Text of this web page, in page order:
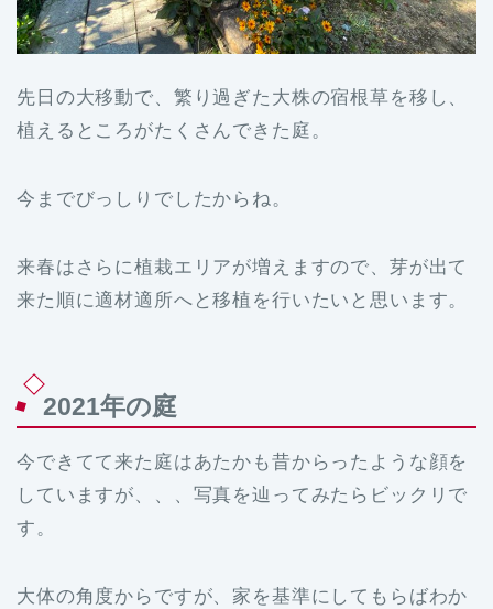
先日の大移動で、繁り過ぎた大株の宿根草を移し、
植えるところがたくさんできた庭。
今までびっしりでしたからね。
来春はさらに植栽エリアが増えますので、芽が出て
来た順に適材適所へと移植を行いたいと思います。
2021年の庭
今できてて来た庭はあたかも昔からったような顔を
していますが、、、写真を辿ってみたらビックリで
す。
大体の角度からですが、家を基準にしてもらばわか